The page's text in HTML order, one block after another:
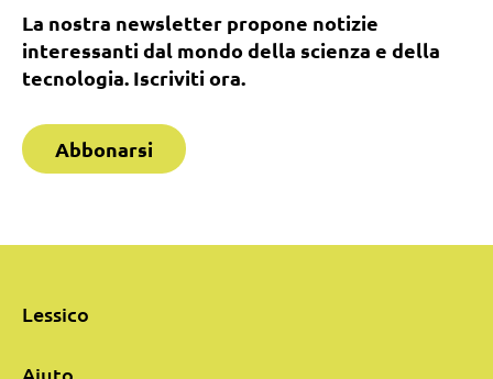
La nostra newsletter propone notizie
interessanti dal mondo della scienza e della
tecnologia. Iscriviti ora.
Abbonarsi
Lessico